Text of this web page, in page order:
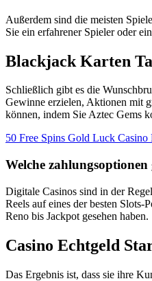
Außerdem sind die meisten
Sie ein erfahrener Spieler oder
Blackjack Karten
Schließlich gibt es die
Gewinne erzielen, Aktionen mit
können, indem Sie Aztec Gems
50 Free Spins Gold Luck
Welche
Digitale Casinos sind in der
Reels auf eines der besten
Reno bis Jackpot gesehen haben.
Casino Echtgeld
Das Ergebnis ist, dass sie ihre